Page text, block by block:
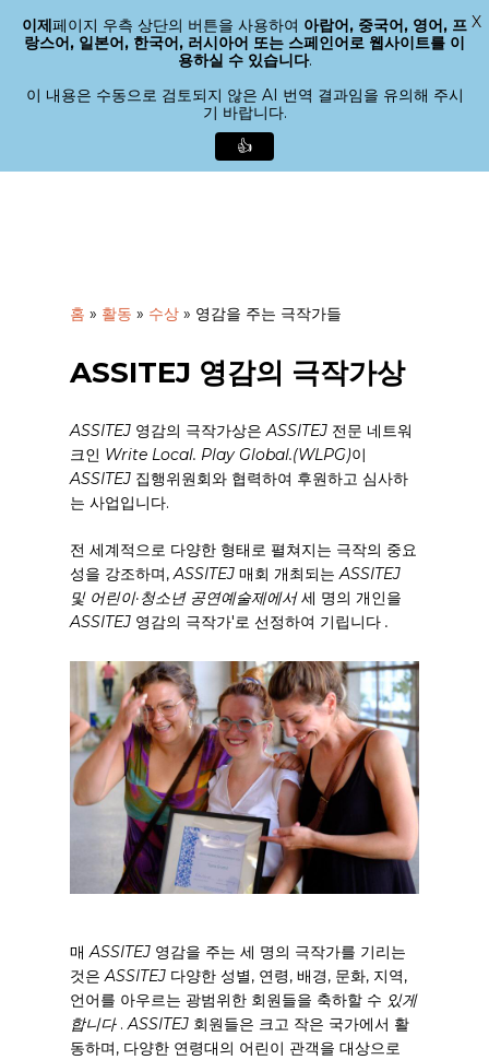
검색
메뉴
홈 » 활동 » 수상 » 영감을 주는 극작가들
ASSITEJ 영감의 극작가상
ASSITEJ 영감의 극작가상은ASSITEJ 전문 네트워
크인 Write Local. Play Global.(WLPG)이
ASSITEJ 집행위원회와 협력하여 후원하고 심사하
는 사업입니다.
전 세계적으로 다양한 형태로 펼쳐지는 극작의 중요
성을 강조하며,ASSITEJ매회 개최되는ASSITEJ
및 어린이·청소년 공연예술제에서세 명의 개인을
ASSITEJ 영감의 극작가'로 선정하여 기립니다.
매ASSITEJ 영감을 주는 세 명의 극작가를 기리는
것은ASSITEJ 다양한 성별, 연령, 배경, 문화, 지역,
언어를 아우르는 광범위한 회원들을 축하할 수 있게
합니다 .ASSITEJ 회원들은 크고 작은 국가에서 활
동하며, 다양한 연령대의 어린이 관객을 대상으로
뉴
이제페이지 우측 상단의 버튼을 사용하여 아랍어, 중국어, 영어, 프
랑스어, 일본어, 한국어, 러시아어 또는 스페인어로 웹사이트를 이
용하실 수 있습니다.
이 내용은 수동으로 검토되지 않은 AI 번역 결과임을 유의해 주시
기 바랍니다.
👍
X